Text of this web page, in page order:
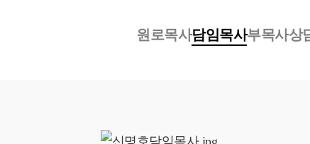
원로목사담임목사부목사상